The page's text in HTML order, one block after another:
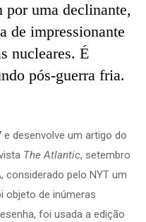
por uma declinante,
de impressionante
nucleares. É
pós-guerra fria.
e desenvolve um artigo do
The Atlantic, setembro
considerado pelo NYT um
objeto de inúmeras
foi usada a edição